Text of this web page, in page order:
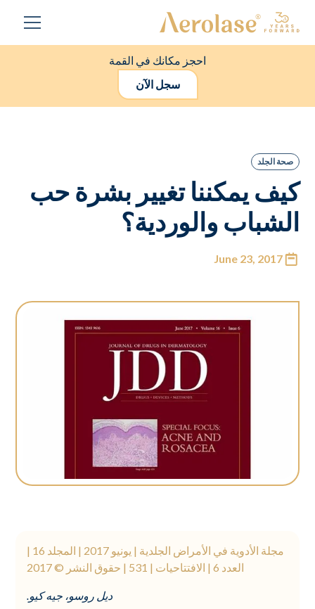
احجز مكانك في القمة
سجل الآن
صحة الجلد
كيف يمكننا تغيير بشرة حب
الشباب والوردية؟
June 23, 2017
مجلة الأدوية في الأمراض الجلدية | يونيو 2017 | المجلد 16 |
العدد 6 | الافتتاحيات | 531 | حقوق النشر © 2017
ديل روسو، جيه كيو.